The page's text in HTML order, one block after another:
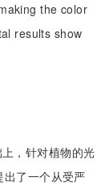
the color
results show
，针对植物的光
了一个从受严